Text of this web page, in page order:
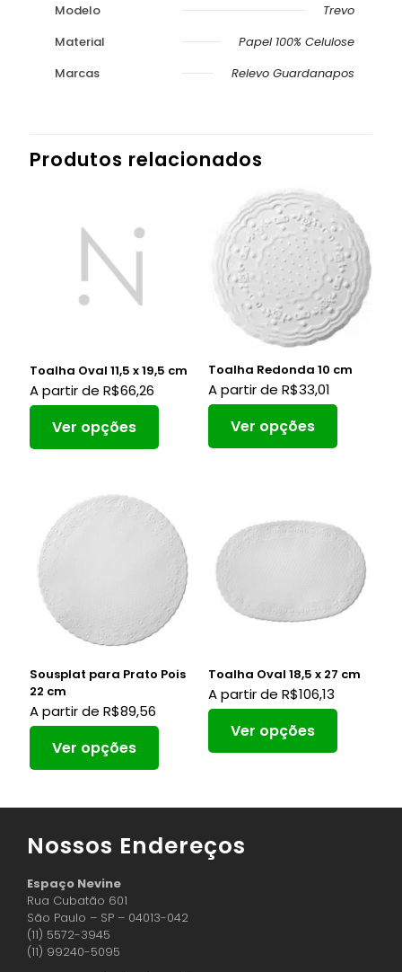
Modelo
Trevo
Material
Papel 100% Celulose
Marcas
Relevo Guardanapos
Produtos relacionados
Toalha Oval 11,5 x 19,5 cm
A partir de R$66,26
Ver opções
Toalha Redonda 10 cm
A partir de R$33,01
Ver opções
Sousplat para Prato Pois
22 cm
A partir de R$89,56
Ver opções
Toalha Oval 18,5 x 27 cm
A partir de R$106,13
Ver opções
Nossos Endereços
Espaço Nevine
Rua Cubatão 601
São Paulo – SP – 04013-042
(11) 5572-3945
(11) 99240-5095